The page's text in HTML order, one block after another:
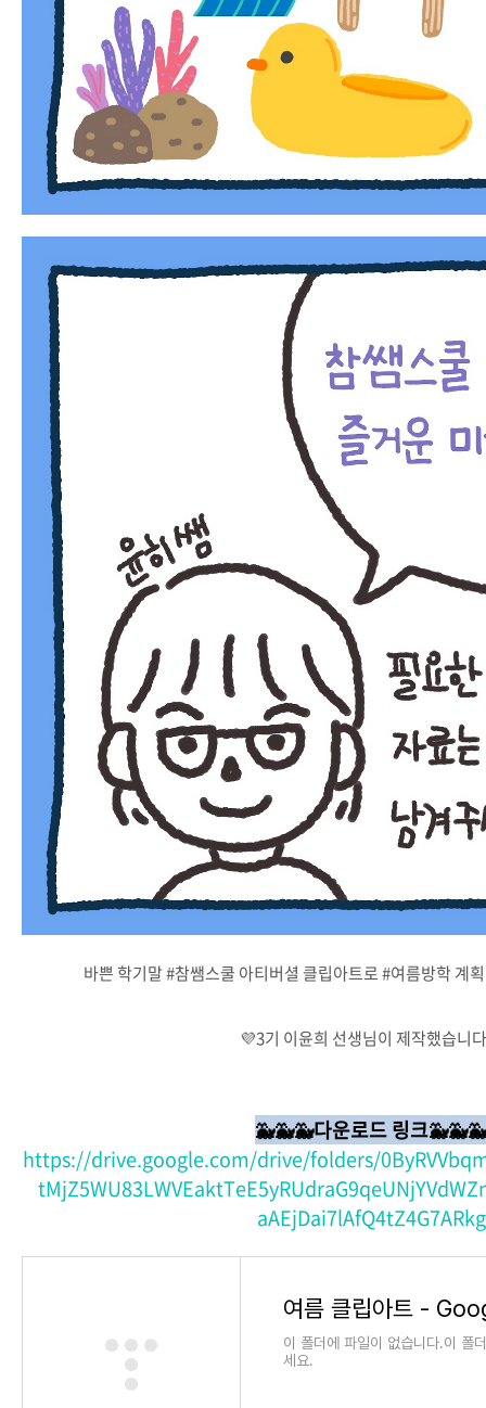
바쁜 학기말 #참쌤스쿨 아티버셜 클립아트로 #여름방학 계
💜3기 이윤희 선생님이 제작했습니
🐳🐳🐳다운로드 링크
https://drive.google.com/drive/folders/
aAEjDai7lAfQ4tZ4G7ARkg
여름 클립아트 -
이 폴더에 파일이 없습니다.이 폴
세요.